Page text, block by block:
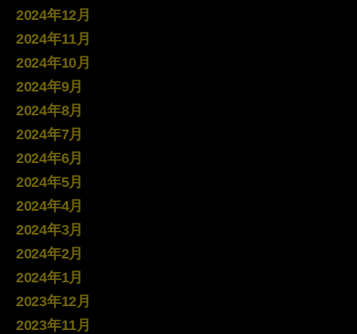
2024年12月
2024年11月
2024年10月
2024年9月
2024年8月
2024年7月
2024年6月
2024年5月
2024年4月
2024年3月
2024年2月
2024年1月
2023年12月
2023年11月